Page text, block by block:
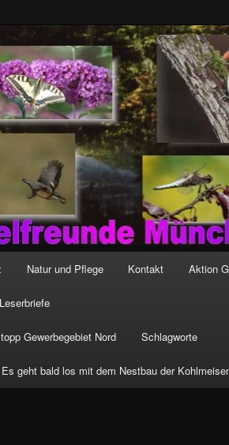
wp-content/uploads/2017/
Natur und Pflege Kontakt Aktion
Leserbriefe
Gewerbegebiet Nord Schlagworte
Es geht bald los mit dem Nestbau der